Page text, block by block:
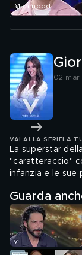
Mahmood
02 mar
VAI ALLA SERIE LA
La superstar
"caratteraccio"
infanzia e le sue
Guarda